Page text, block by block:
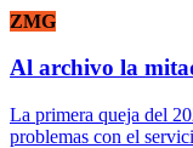
ZMG
Al archivo la
La primera queja del
problemas con el